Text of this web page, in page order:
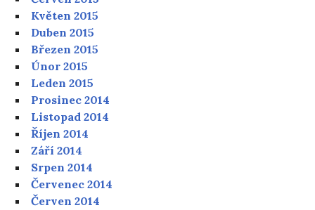
Květen 2015
Duben 2015
Březen 2015
Únor 2015
Leden 2015
Prosinec 2014
Listopad 2014
Říjen 2014
Září 2014
Srpen 2014
Červenec 2014
Červen 2014